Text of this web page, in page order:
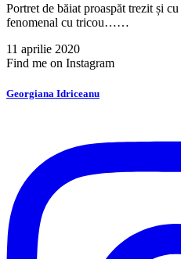
Portret de băiat proaspăt trezit și
fenomenal cu tricou……
11 aprilie 2020
Find me on Instagram
Georgiana Idriceanu